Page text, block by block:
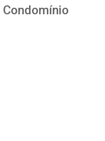
Condomínio